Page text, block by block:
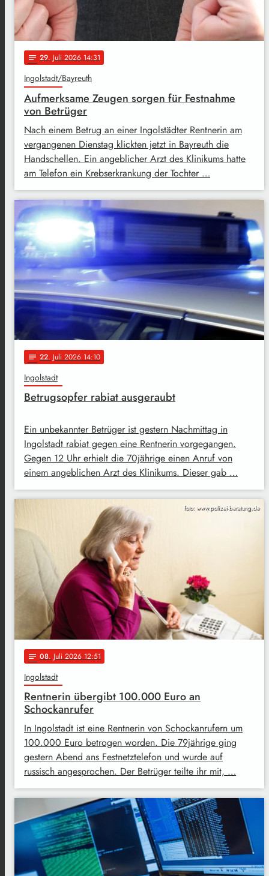
notes 29. Juli 2026 14:31
Ingolstadt/Bayreuth
Aufmerksame Zeugen sorgen für Festnahme
von Betrüger
Nach einem Betrug an einer Ingolstädter Rentnerin am
vergangenen Dienstag klickten jetzt in Bayreuth die
Handschellen. Ein angeblicher Arzt des Klinikums hatte
am Telefon ein Krebserkrankung der Tochter …
notes 22. Juli 2026 14:10
Ingolstadt
Betrugsopfer rabiat ausgeraubt
Ein unbekannter Betrüger ist gestern Nachmittag in
Ingolstadt rabiat gegen eine Rentnerin vorgegangen.
Gegen 12 Uhr erhielt die 70jährige einen Anruf von
einem angeblichen Arzt des Klinikums. Dieser gab …
foto: www.polizei-beratung.de
notes 08. Juli 2026 12:51
Ingolstadt
Rentnerin übergibt 100.000 Euro an
Schockanrufer
In Ingolstadt ist eine Rentnerin von Schockanrufern um
100.000 Euro betrogen worden. Die 79jährige ging
gestern Abend ans Festnetztelefon und wurde auf
russisch angesprochen. Der Betrüger teilte ihr mit, …